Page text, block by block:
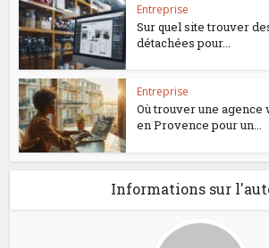
Entreprise
Sur quel site trouver
détachées pour...
Entreprise
Où trouver une agence
en Provence pour un...
Informations sur